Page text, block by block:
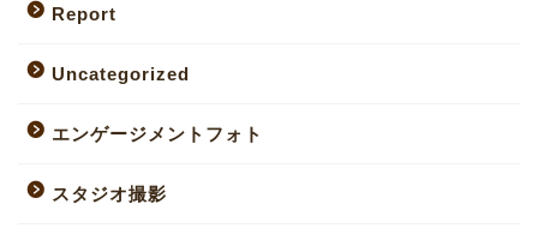
Report
Uncategorized
エンゲージメントフォト
スタジオ撮影